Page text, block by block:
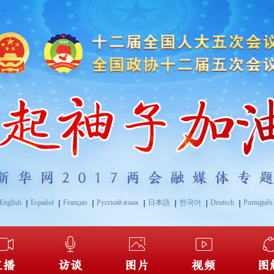
English Español Français Русский язык 日本語 한국어 Deutsch Português